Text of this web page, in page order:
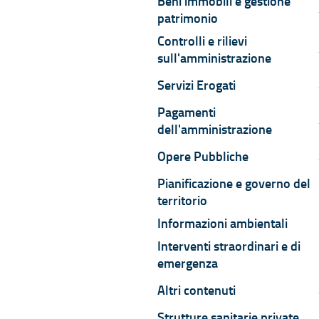
patrimonio
Controlli e rilievi
sull'amministrazione
Servizi Erogati
Pagamenti
dell'amministrazione
Opere Pubbliche
Pianificazione e governo del
territorio
Informazioni ambientali
Interventi straordinari e di
emergenza
Altri contenuti